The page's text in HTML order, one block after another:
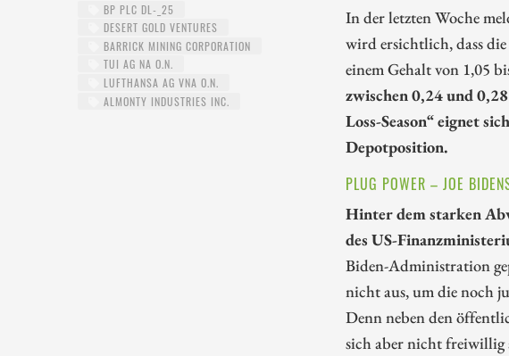
BP PLC DL-_25
DESERT GOLD VENTURES
BARRICK MINING CORPORATION
TUI AG NA O.N.
LUFTHANSA AG VNA O.N.
ALMONTY INDUSTRIES INC.
In der letzten Woche
wird ersichtlich, dass
einem Gehalt von 1,05
zwischen 0,24 und
Loss-Season“ eignet
Depotposition.
PLUG POWER – JOE
Hinter dem starken
des US-
Biden-Administration
nicht aus, um die noch
Denn neben den
sich aber nicht freiwillig